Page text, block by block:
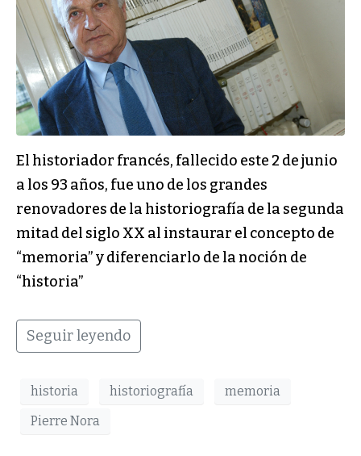
El historiador francés, fallecido este 2 de junio
a los 93 años, fue uno de los grandes
renovadores de la historiografía de la segunda
mitad del siglo XX al instaurar el concepto de
“memoria” y diferenciarlo de la noción de
“historia”
Seguir leyendo
historia historiografía
memoria
Pierre Nora